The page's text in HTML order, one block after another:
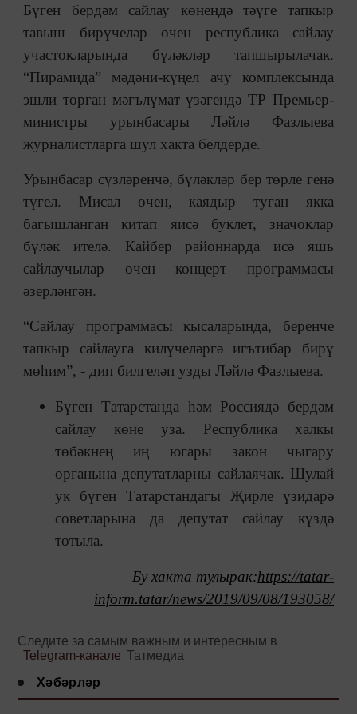
Бүген бердәм сайлау көнендә тәүге тапкыр
тавыш бирүчеләр өчен республика сайлау
участокларында бүләкләр тапшырылачак.
“Пирамида” мәдәни-күңел ачу комплексында
эшли торган мәгълүмат үзәгендә ТР Премьер-
министры урынбасары Ләйлә Фазлыева
журналистларга шул хакта белдерде.
Урынбасар сүзләренчә, бүләкләр бер төрле генә
түгел. Мисал өчен, каядыр туган якка
багышланган китап яисә буклет, значоклар
бүләк ителә. Кайбер районнарда исә яшь
сайлаучылар өчен концерт программасы
әзерләнгән.
“Сайлау программасы кысаларында, беренче
тапкыр сайлауга килүчеләргә игътибар бирү
мөһим”, - дип билгеләп узды Ләйлә Фазлыева.
Бүген Татарстанда һәм Россиядә бердәм
сайлау көне уза. Республика халкы
төбәкнең иң югары закон чыгару
органына депутатларны сайлаячак. Шулай
ук бүген Татарстандагы Җирле үзидарә
советларына да депутат сайлау күздә
тотыла.
Бу хакта тулырак:https://tatar-
inform.tatar/news/2019/09/08/193058/
Следите за самым важным и интересным в
Telegram-канале Татмедиа
Хәбәрләр